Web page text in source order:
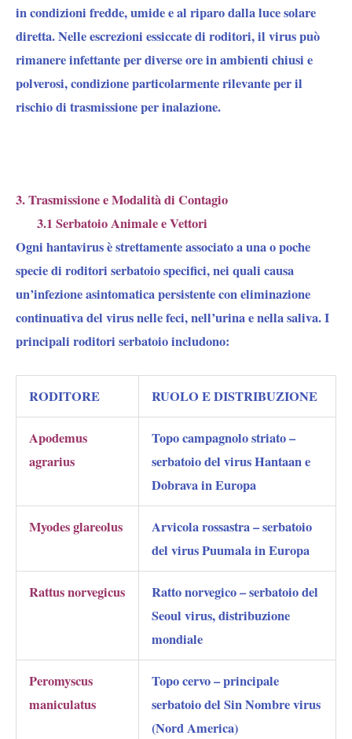
in condizioni fredde, umide e al riparo dalla luce solare
diretta. Nelle escrezioni essiccate di roditori, il virus può
rimanere infettante per diverse ore in ambienti chiusi e
polverosi, condizione particolarmente rilevante per il
rischio di trasmissione per inalazione.
3. Trasmissione e Modalità di Contagio
3.1 Serbatoio Animale e Vettori
Ogni hantavirus è strettamente associato a una o poche
specie di roditori serbatoio specifici, nei quali causa
un’infezione asintomatica persistente con eliminazione
continuativa del virus nelle feci, nell’urina e nella saliva. I
principali roditori serbatoio includono:
RODITORE RUOLO E DISTRIBUZIONE
Apodemus
agrarius
Topo campagnolo striato –
serbatoio del virus Hantaan e
Dobrava in Europa
Myodes glareolus
Arvicola rossastra – serbatoio
del virus Puumala in Europa
Rattus norvegicus
Ratto norvegico – serbatoio del
Seoul virus, distribuzione
mondiale
Peromyscus
maniculatus
Topo cervo – principale
serbatoio del Sin Nombre virus
(Nord America)